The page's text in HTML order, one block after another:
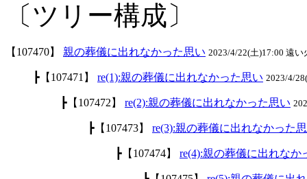
〔ツリー構成〕
【107470】 親の葬儀に出れなかった思い 2023/4/22(土)17:00 遠い
┣【107471】 re(1):親の葬儀に出れなかった思い 2023/4/
┣【107472】 re(2):親の葬儀に出れなかった思い
┣【107473】 re(3):親の葬儀に出れなかった
┣【107474】 re(4):親の葬儀に出れなか